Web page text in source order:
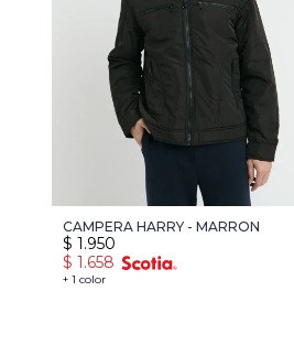
CAMPERA HARRY - MARRON
+ 1 color
$ 1.950
$ 1.658